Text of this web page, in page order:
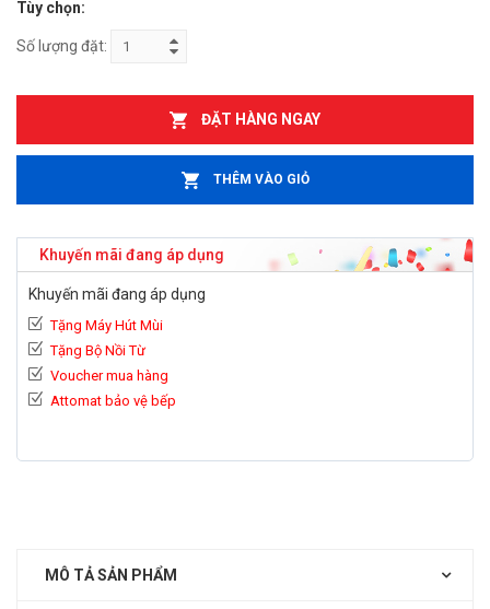
Tùy chọn:
Số lượng đặt:
ĐẶT HÀNG NGAY
THÊM VÀO GIỎ
Khuyến mãi đang áp dụng
Khuyến mãi đang áp dụng
Tặng Máy Hút Mùi
Tặng Bộ Nồi Từ
Voucher mua hàng
Attomat bảo vệ bếp
MÔ TẢ SẢN PHẨM